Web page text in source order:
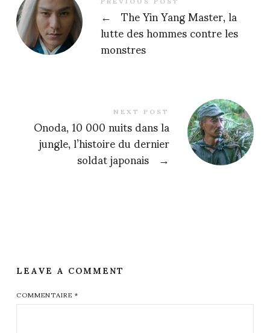
← The Yin Yang Master, la
lutte des hommes contre les
monstres
NEXT POST
Onoda, 10 000 nuits dans la
jungle, l’histoire du dernier
soldat japonais →
LEAVE A COMMENT
COMMENTAIRE*